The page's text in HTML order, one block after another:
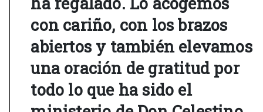
con cariño, con los brazos
abiertos y también elevamos
una oración de gratitud por
todo lo que ha sido el